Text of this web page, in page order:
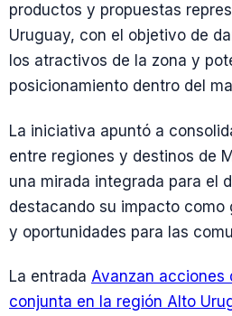
productos y propuestas
Uruguay, con el objetivo de
los atractivos de la zona y
posicionamiento dentro del
La iniciativa apuntó a
entre regiones y destinos de
una mirada integrada para el
destacando su impacto como
y oportunidades para las
La entrada Avanzan acciones
conjunta en la región Alto